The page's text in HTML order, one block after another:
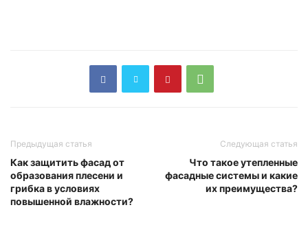
Предыдущая статья
Как защитить фасад от
образования плесени и
грибка в условиях
повышенной влажности?
Следующая статья
Что такое утепленные
фасадные системы и какие
их преимущества?